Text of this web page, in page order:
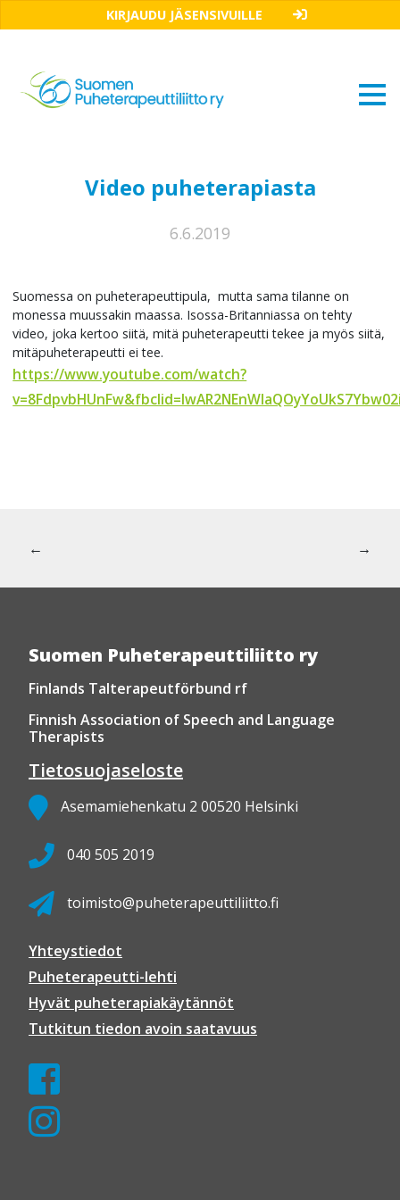
KIRJAUDU JÄSENSIVUILLE
Video puheterapiasta
6.6.2019
Suomessa on puheterapeuttipula, mutta sama tilanne on
monessa muussakin maassa. Isossa-Britanniassa on tehty
video, joka kertoo siitä, mitä puheterapeutti tekee ja myös siitä,
mitäpuheterapeutti ei tee.
https://www.youtube.com/watch?
selaus
← →
Suomen Puheterapeuttiliitto ry
Finlands Talterapeutförbund rf
Finnish Association of Speech and Language
Therapists
Tietosuojaseloste
Asemamiehenkatu 2 00520 Helsinki
040 505 2019
toimisto@puheterapeuttiliitto.fi
Yhteystiedot
Puheterapeutti-lehti
Hyvät puheterapiakäytännöt
Tutkitun tiedon avoin saatavuus